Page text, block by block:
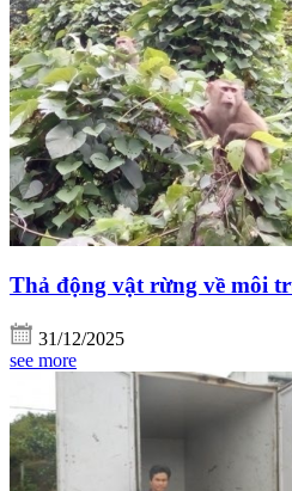
Thả động vật rừng về môi
31/12/2025
see more